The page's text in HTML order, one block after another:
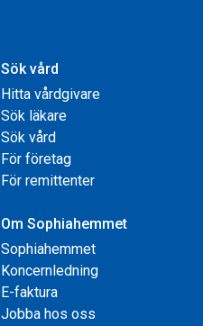
Sök vård
Hitta vårdgivare
Sök läkare
Sök vård
För företag
För remittenter
Om Sophiahemmet
Sophiahemmet
Koncernledning
E-faktura
Jobba hos oss